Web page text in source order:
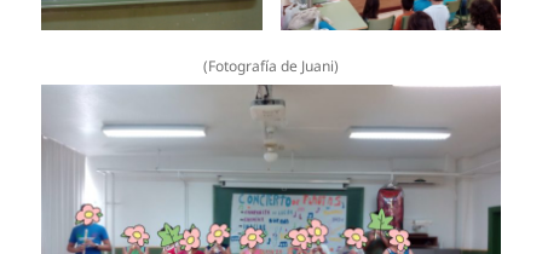
(Fotografía de Juani)